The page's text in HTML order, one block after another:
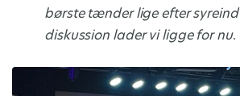
børste tænder lige efter
diskussion lader vi ligge for nu.